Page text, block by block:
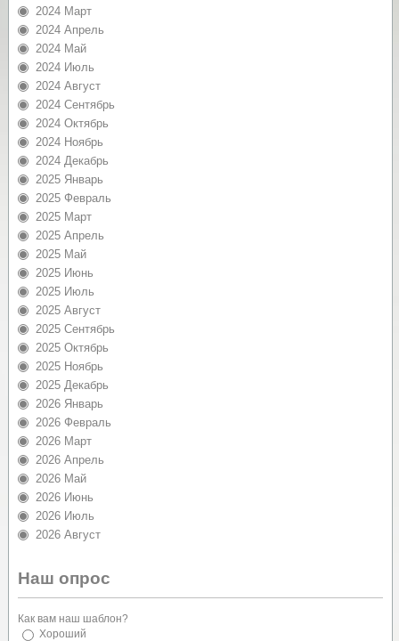
2024 Март
2024 Апрель
2024 Май
2024 Июль
2024 Август
2024 Сентябрь
2024 Октябрь
2024 Ноябрь
2024 Декабрь
2025 Январь
2025 Февраль
2025 Март
2025 Апрель
2025 Май
2025 Июнь
2025 Июль
2025 Август
2025 Сентябрь
2025 Октябрь
2025 Ноябрь
2025 Декабрь
2026 Январь
2026 Февраль
2026 Март
2026 Апрель
2026 Май
2026 Июнь
2026 Июль
2026 Август
Наш опрос
Как вам наш шаблон?
Хороший